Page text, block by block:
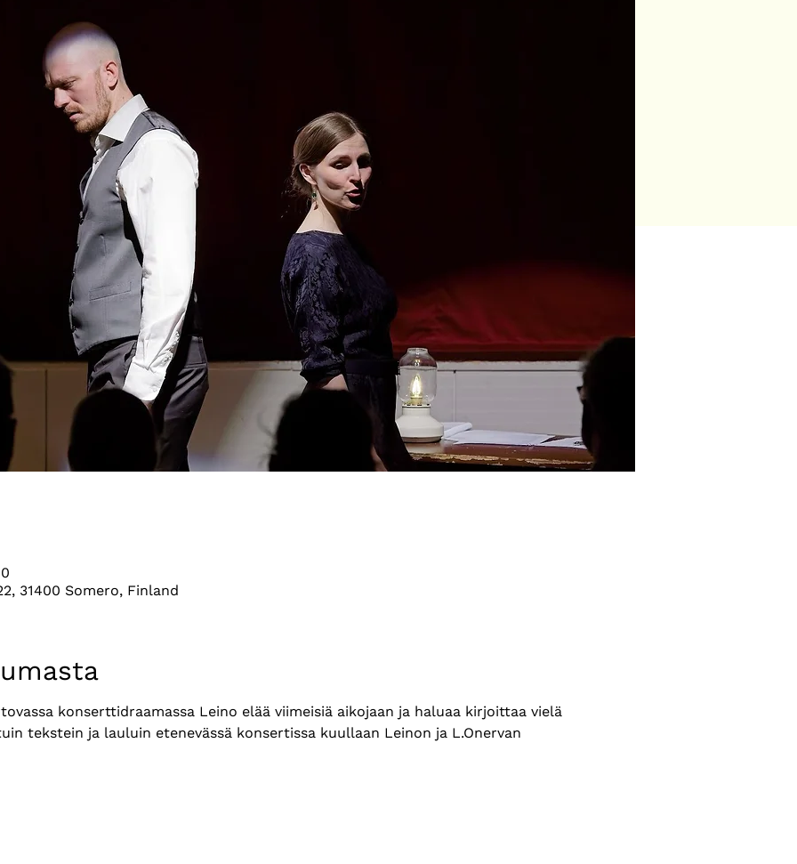
31400 Somero, Finland
konserttidraamassa Leino elää viimeisiä aikojaan ja haluaa kirjoittaa vielä
tekstein ja lauluin etenevässä konsertissa kuullaan Leinon ja L.Onervan